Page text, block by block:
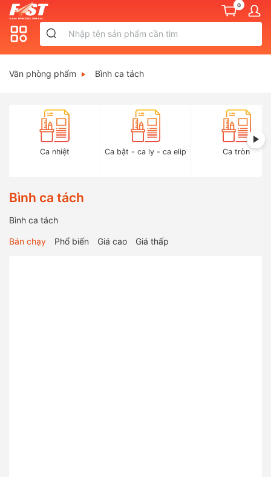
0
Văn phòng phẩm Bình ca tách
Ca nhiệt Ca bật - ca ly - ca elip Ca tròn
Bình ca tách
Bình ca tách
Bán chạy Phổ biến Giá cao Giá thấp